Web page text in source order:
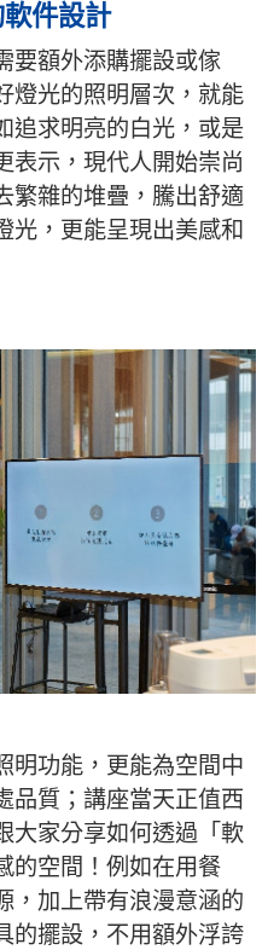
軟件設計
要額外添購擺設或傢
燈光的照明層次，就能
追求明亮的白光，或是
表示，現代人開始崇尚
繁雜的堆疊，騰出舒適
光，更能呈現出美感和
明功能，更能為空間中
品質；講座當天正值西
大家分享如何透過「軟
的空間！例如在用餐
，加上帶有浪漫意涵的
的擺設，不用額外浮誇